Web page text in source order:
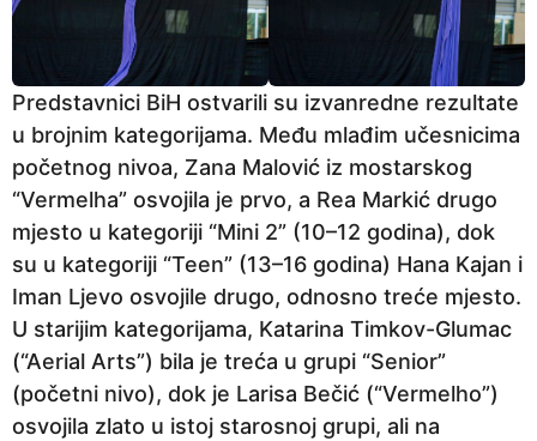
Predstavnici BiH ostvarili su izvanredne rezultate
u brojnim kategorijama. Među mlađim učesnicima
početnog nivoa, Zana Malović iz mostarskog
“Vermelha” osvojila je prvo, a Rea Markić drugo
mjesto u kategoriji “Mini 2” (10–12 godina), dok
su u kategoriji “Teen” (13–16 godina) Hana Kajan i
Iman Ljevo osvojile drugo, odnosno treće mjesto.
U starijim kategorijama, Katarina Timkov-Glumac
(“Aerial Arts”) bila je treća u grupi “Senior”
(početni nivo), dok je Larisa Bečić (“Vermelho”)
osvojila zlato u istoj starosnoj grupi, ali na